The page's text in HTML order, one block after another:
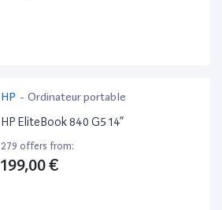
HP - Ordinateur portable
HP EliteBook 840 G5 14”
279 offers from:
199,00 €